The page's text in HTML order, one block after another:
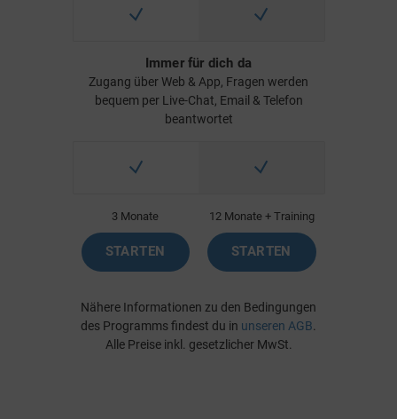
Immer für dich da
Zugang über Web & App, Fragen werden
bequem per Live-Chat, Email & Telefon
beantwortet
3 Monate
STARTEN
12 Monate + Training
STARTEN
Nähere Informationen zu den Bedingungen
des Programms findest du in unseren AGB
Alle Preise inkl. gesetzlicher MwSt.